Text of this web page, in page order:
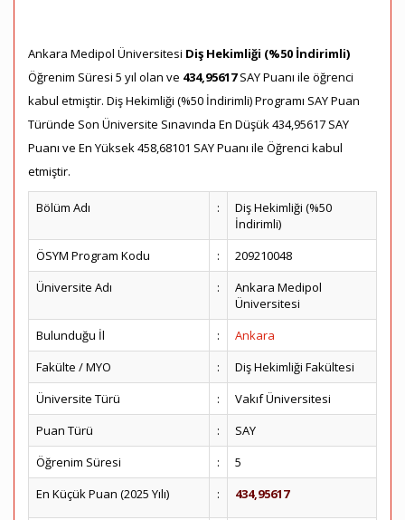
Ankara Medipol Üniversitesi Diş Hekimliği (%50 İndirimli)
Öğrenim Süresi 5 yıl olan ve 434,95617SAY Puanı ile öğrenci
kabul etmiştir. Diş Hekimliği (%50 İndirimli) Programı SAY Puan
Türünde Son Üniversite Sınavında En Düşük 434,95617 SAY
Puanı ve En Yüksek 458,68101 SAY Puanı ile Öğrenci kabul
etmiştir.
Bölüm Adı :
Diş Hekimliği (%50
İndirimli)
ÖSYM Program Kodu
:
209210048
Üniversite Adı
:
Ankara Medipol
Üniversitesi
Bulunduğu İl
:
Ankara
Fakülte / MYO
:
Diş Hekimliği Fakültesi
Üniversite Türü
:
Vakıf Üniversitesi
Puan Türü
:
SAY
Öğrenim Süresi
:
5
En Küçük Puan (2025 Yılı)
: 434,95617